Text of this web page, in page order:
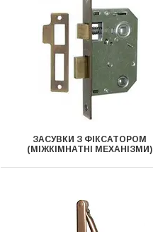
ЗАСУВКИ З ФІКСАТОРОМ
(МІЖКІМНАТНІ МЕХАНІЗМИ)